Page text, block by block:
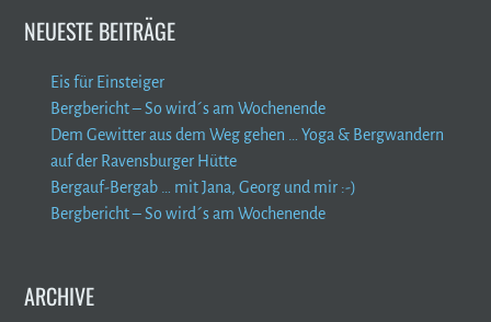
NEUESTE BEITRÄGE
Eis für Einsteiger
Bergbericht – So wird´s am Wochenende
Dem Gewitter aus dem Weg gehen … Yoga & Bergwandern
auf der Ravensburger Hütte
Bergauf-Bergab … mit Jana, Georg und mir :-)
Bergbericht – So wird´s am Wochenende
ARCHIVE